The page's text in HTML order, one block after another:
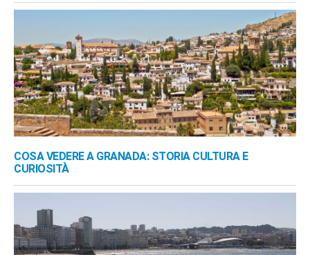
COSA VEDERE A GRANADA: STORIA CULTURA E
CURIOSITÀ